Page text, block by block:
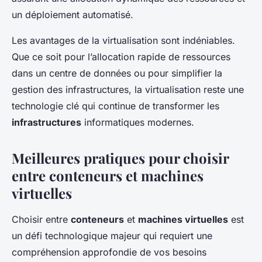
un déploiement automatisé.
Les avantages de la virtualisation sont indéniables.
Que ce soit pour l’allocation rapide de ressources
dans un centre de données ou pour simplifier la
gestion des infrastructures, la virtualisation reste une
technologie clé qui continue de transformer les
infrastructures informatiques modernes.
Meilleures pratiques pour choisir
entre conteneurs et machines
virtuelles
Choisir entre conteneurs et machines virtuelles est
un défi technologique majeur qui requiert une
compréhension approfondie de vos besoins